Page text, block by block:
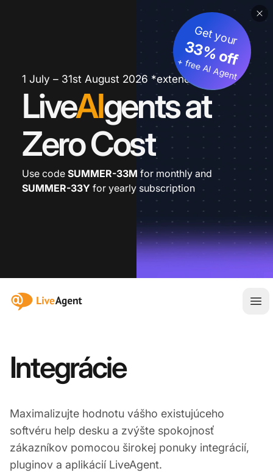
1 July – 31st August 2026 *extended
LiveAIgents at
Zero Cost
Get your
33% off
+ free AI Agent
Use code SUMMER-33M for monthly and
SUMMER-33Y for yearly subscription
:site.title
Integrácie
Maximalizujte hodnotu vášho existujúceho
softvéru help desku a zvýšte spokojnosť
zákazníkov pomocou širokej ponuky integrácií,
pluginov a aplikácií LiveAgent.